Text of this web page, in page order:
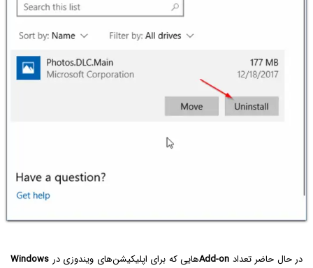
در حال حاضر تعداد Add-onهایی که برای اپلیکیشن‌های ویندوزی در Windows